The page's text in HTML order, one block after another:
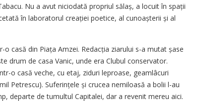
Nu a avut niciodată propriul sălaș, a locuit în spații
în laboratorul creației poetice, al cunoașterii și al
o casă din Piața Amzei. Redacția ziarului s-a mutat șase
drum de casa Vanic, unde era Clubul conservator.
o casă veche, cu etaj, ziduri leproase, geamlâcuri
Petrescu). Suferințele și crucea nemiloasă a bolii l-au
departe de tumultul Capitalei, dar a revenit mereu aici.